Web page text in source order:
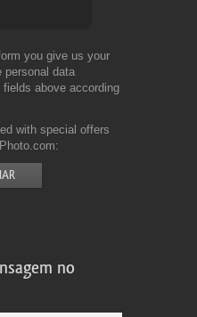
you give us your
personal data
above according
with special offers
no